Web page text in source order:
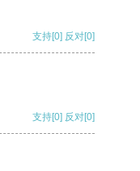
支持[0] 反对[0]
支持[0] 反对[0]